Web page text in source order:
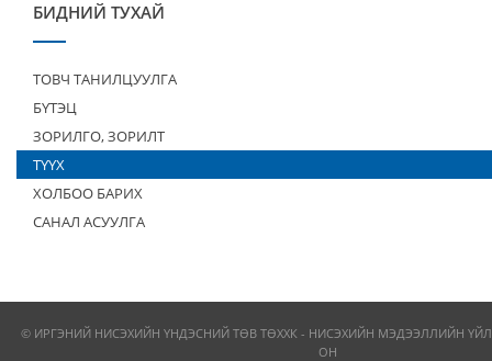
БИДНИЙ ТУХАЙ
ТОВЧ ТАНИЛЦУУЛГА
БҮТЭЦ
ЗОРИЛГО, ЗОРИЛТ
ТҮҮХ
ХОЛБОО БАРИХ
САНАЛ АСУУЛГА
© ИРГЭНИЙ НИСЭХИЙН ҮНДЭСНИЙ ТӨВ ТӨХХК - НИСЭХИЙН МЭДЭЭЛЛИЙН
ОН